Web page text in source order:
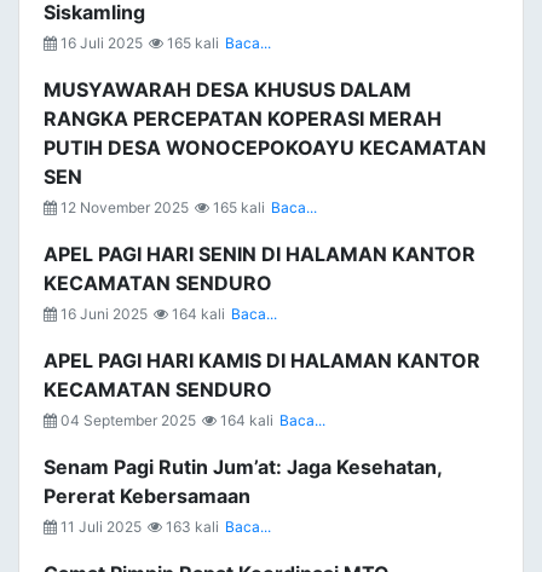
Siskamling
16 Juli 2025 165 kali Baca...
MUSYAWARAH DESA KHUSUS DALAM
RANGKA PERCEPATAN KOPERASI MERAH
PUTIH DESA WONOCEPOKOAYU KECAMATAN
SEN
12 November 2025 165 kali Baca...
APEL PAGI HARI SENIN DI HALAMAN KANTOR
KECAMATAN SENDURO
16 Juni 2025 164 kali Baca...
APEL PAGI HARI KAMIS DI HALAMAN KANTOR
KECAMATAN SENDURO
04 September 2025 164 kali Baca...
Senam Pagi Rutin Jum’at: Jaga Kesehatan,
Pererat Kebersamaan
11 Juli 2025 163 kali Baca...